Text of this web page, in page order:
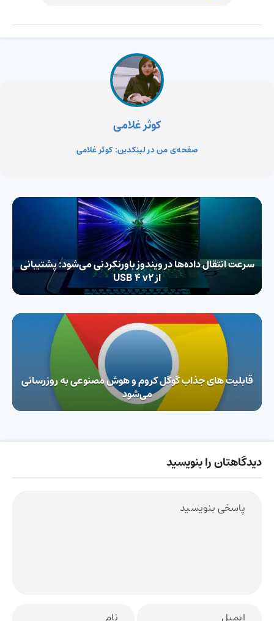
کوثر غلامی
صفحه‌ی من در لینکدین: کوثر غلامی
سرعت انتقال داده‌ها در ویندوز باورنکردنی می‌شود:‌ پشتیبانی
از USB 4 v2
قابلیت های جذاب گوگل کروم و هوش مصنوعی به روزرسانی
می‌شود
دیدگاهتان را بنویسید